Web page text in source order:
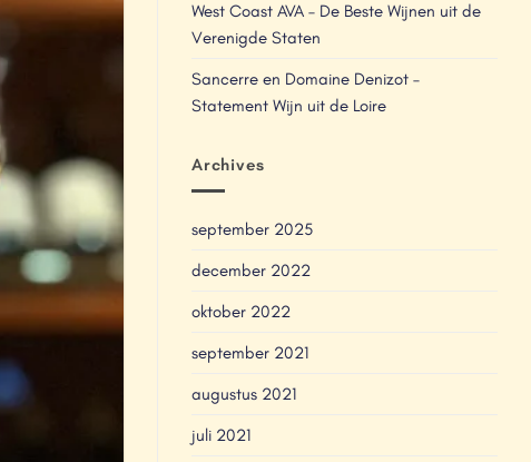
West Coast AVA – De Beste Wijnen uit de
Verenigde Staten
Sancerre en Domaine Denizot –
Statement Wijn uit de Loire
Archives
september 2025
december 2022
oktober 2022
september 2021
augustus 2021
juli 2021